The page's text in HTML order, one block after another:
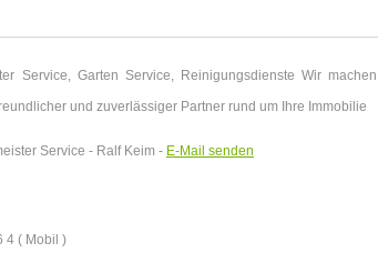
Service, Garten Service, Reinigungsdienste Wir machen
und zuverlässiger Partner rund um Ihre Immobilie
Service - Ralf Keim - E-Mail senden
4 ( Mobil )